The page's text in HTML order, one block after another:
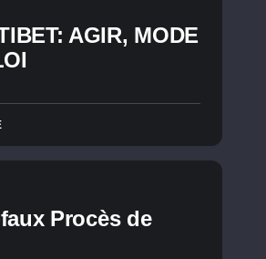
AGIR, MODE
Procès de